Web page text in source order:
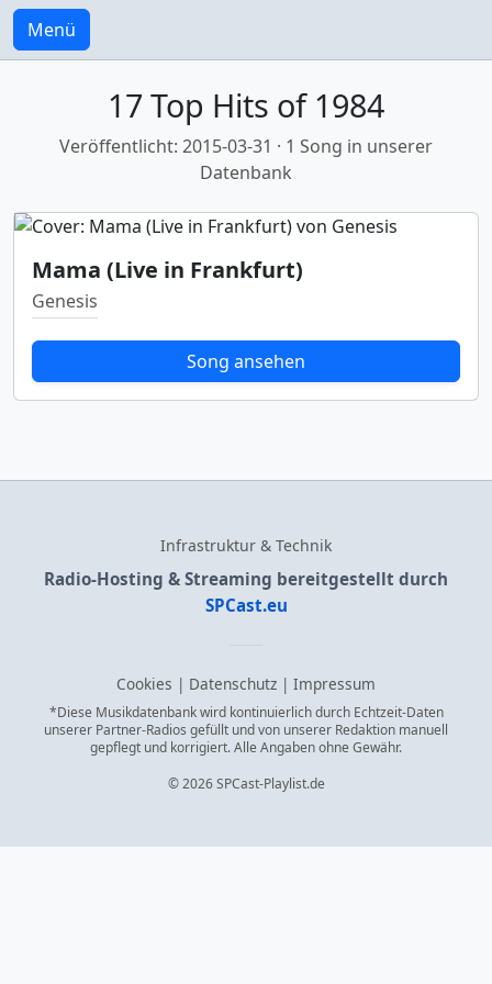
Menü
17 Top Hits of 1984
Veröffentlicht: 2015-03-31 · 1 Song in unserer
Datenbank
Mama (Live in Frankfurt)
Genesis
Song ansehen
Infrastruktur & Technik
Radio-Hosting & Streaming bereitgestellt durch
SPCast.eu
Cookies | Datenschutz | Impressum
*Diese Musikdatenbank wird kontinuierlich durch Echtzeit-Daten
unserer Partner-Radios gefüllt und von unserer Redaktion manuell
gepflegt und korrigiert. Alle Angaben ohne Gewähr.
© 2026 SPCast-Playlist.de